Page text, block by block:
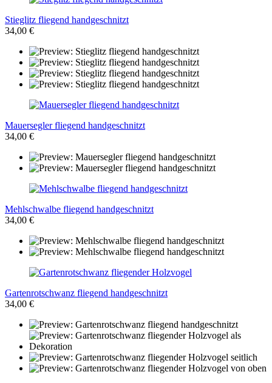
Stieglitz fliegend handgeschnitzt
34,00 €
Mauersegler fliegend handgeschnitzt
34,00 €
Mehlschwalbe fliegend handgeschnitzt
34,00 €
Gartenrotschwanz fliegend handgeschnitzt
34,00 €